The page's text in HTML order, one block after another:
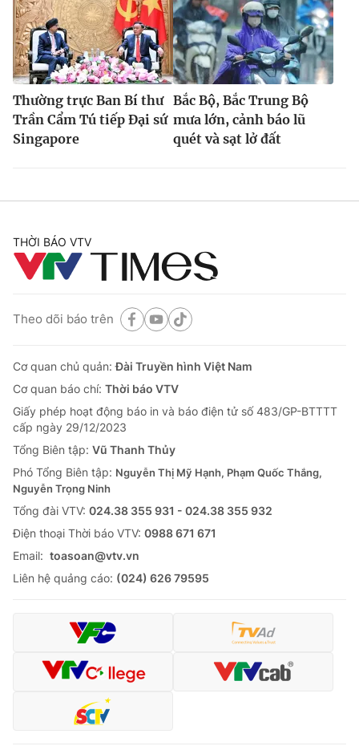
Thường trực Ban Bí thư
Trần Cẩm Tú tiếp Đại sứ
Singapore
Bắc Bộ, Bắc Trung Bộ
mưa lớn, cảnh báo lũ
quét và sạt lở đất
THỜI BÁO VTV
Theo dõi báo trên
Cơ quan chủ quản:Đài Truyền hình Việt Nam
Cơ quan báo chí: Thời báo VTV
Giấy phép hoạt động báo in và báo điện tử số 483/GP-BTTTT
cấp ngày 29/12/2023
Tổng Biên tập: Vũ Thanh Thủy
Phó Tổng Biên tập: Nguyễn Thị Mỹ Hạnh, Phạm Quốc Thắng,
Nguyễn Trọng Ninh
Tổng đài VTV: 024.38 355 931 - 024.38 355 932
Ðiện thoại Thời báo VTV: 0988 671 671
Email: toasoan@vtv.vn
Liên hệ quảng cáo: (024) 626 79595